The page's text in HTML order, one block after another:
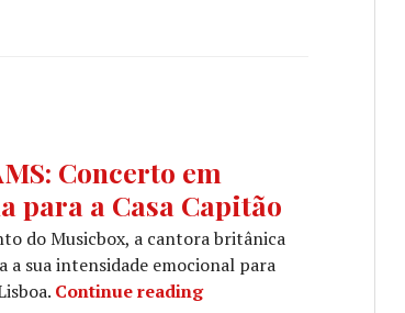
Concerto em
para a Casa Capitão
do Musicbox, a cantora britânica
a sua intensidade emocional para
Continue readingA.A. WILLIAMS: